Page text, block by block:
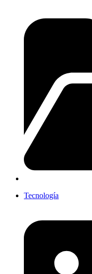
Tecnología